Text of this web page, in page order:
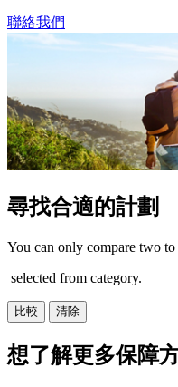
聯絡我們
尋找合適的計劃
You can only compare two to
selected from category.
比較 清除
想了解更多保障